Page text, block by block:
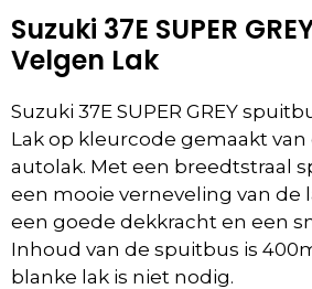
Suzuki 37E SUPER
Velgen Lak
Suzuki 37E SUPER GREY
Lak op kleurcode gemaakt
autolak. Met een breedtstraal
een mooie verneveling van de
een goede dekkracht en een
Inhoud van de spuitbus is
blanke lak is niet nodig.